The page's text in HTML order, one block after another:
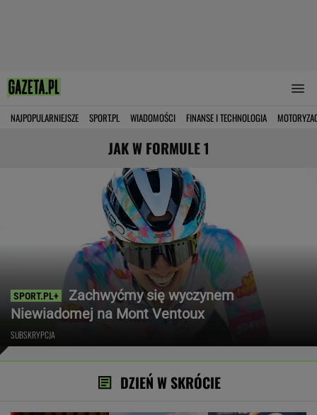
NAJPOPULARNIEJSZE SPORT.PL WIADOMOŚCI FINANSE I TECHNOLOGIA
JAK W FORMULE 1
Zachwyćmy się wyczynem
Niewiadomej na Mont Ventoux
SUBSKRYPCJA
DZIEŃ W SKRÓCIE